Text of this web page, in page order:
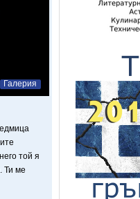
Галерия
той я
Ти ме